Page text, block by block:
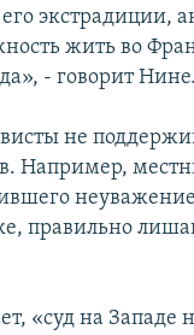
экстрадиции,
жить во
- говорит
не
Например,
правильно
«суд на Западе